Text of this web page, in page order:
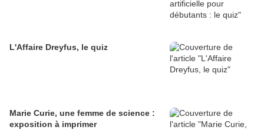
L'Affaire Dreyfus, le quiz
Marie Curie, une femme de science :
exposition à imprimer